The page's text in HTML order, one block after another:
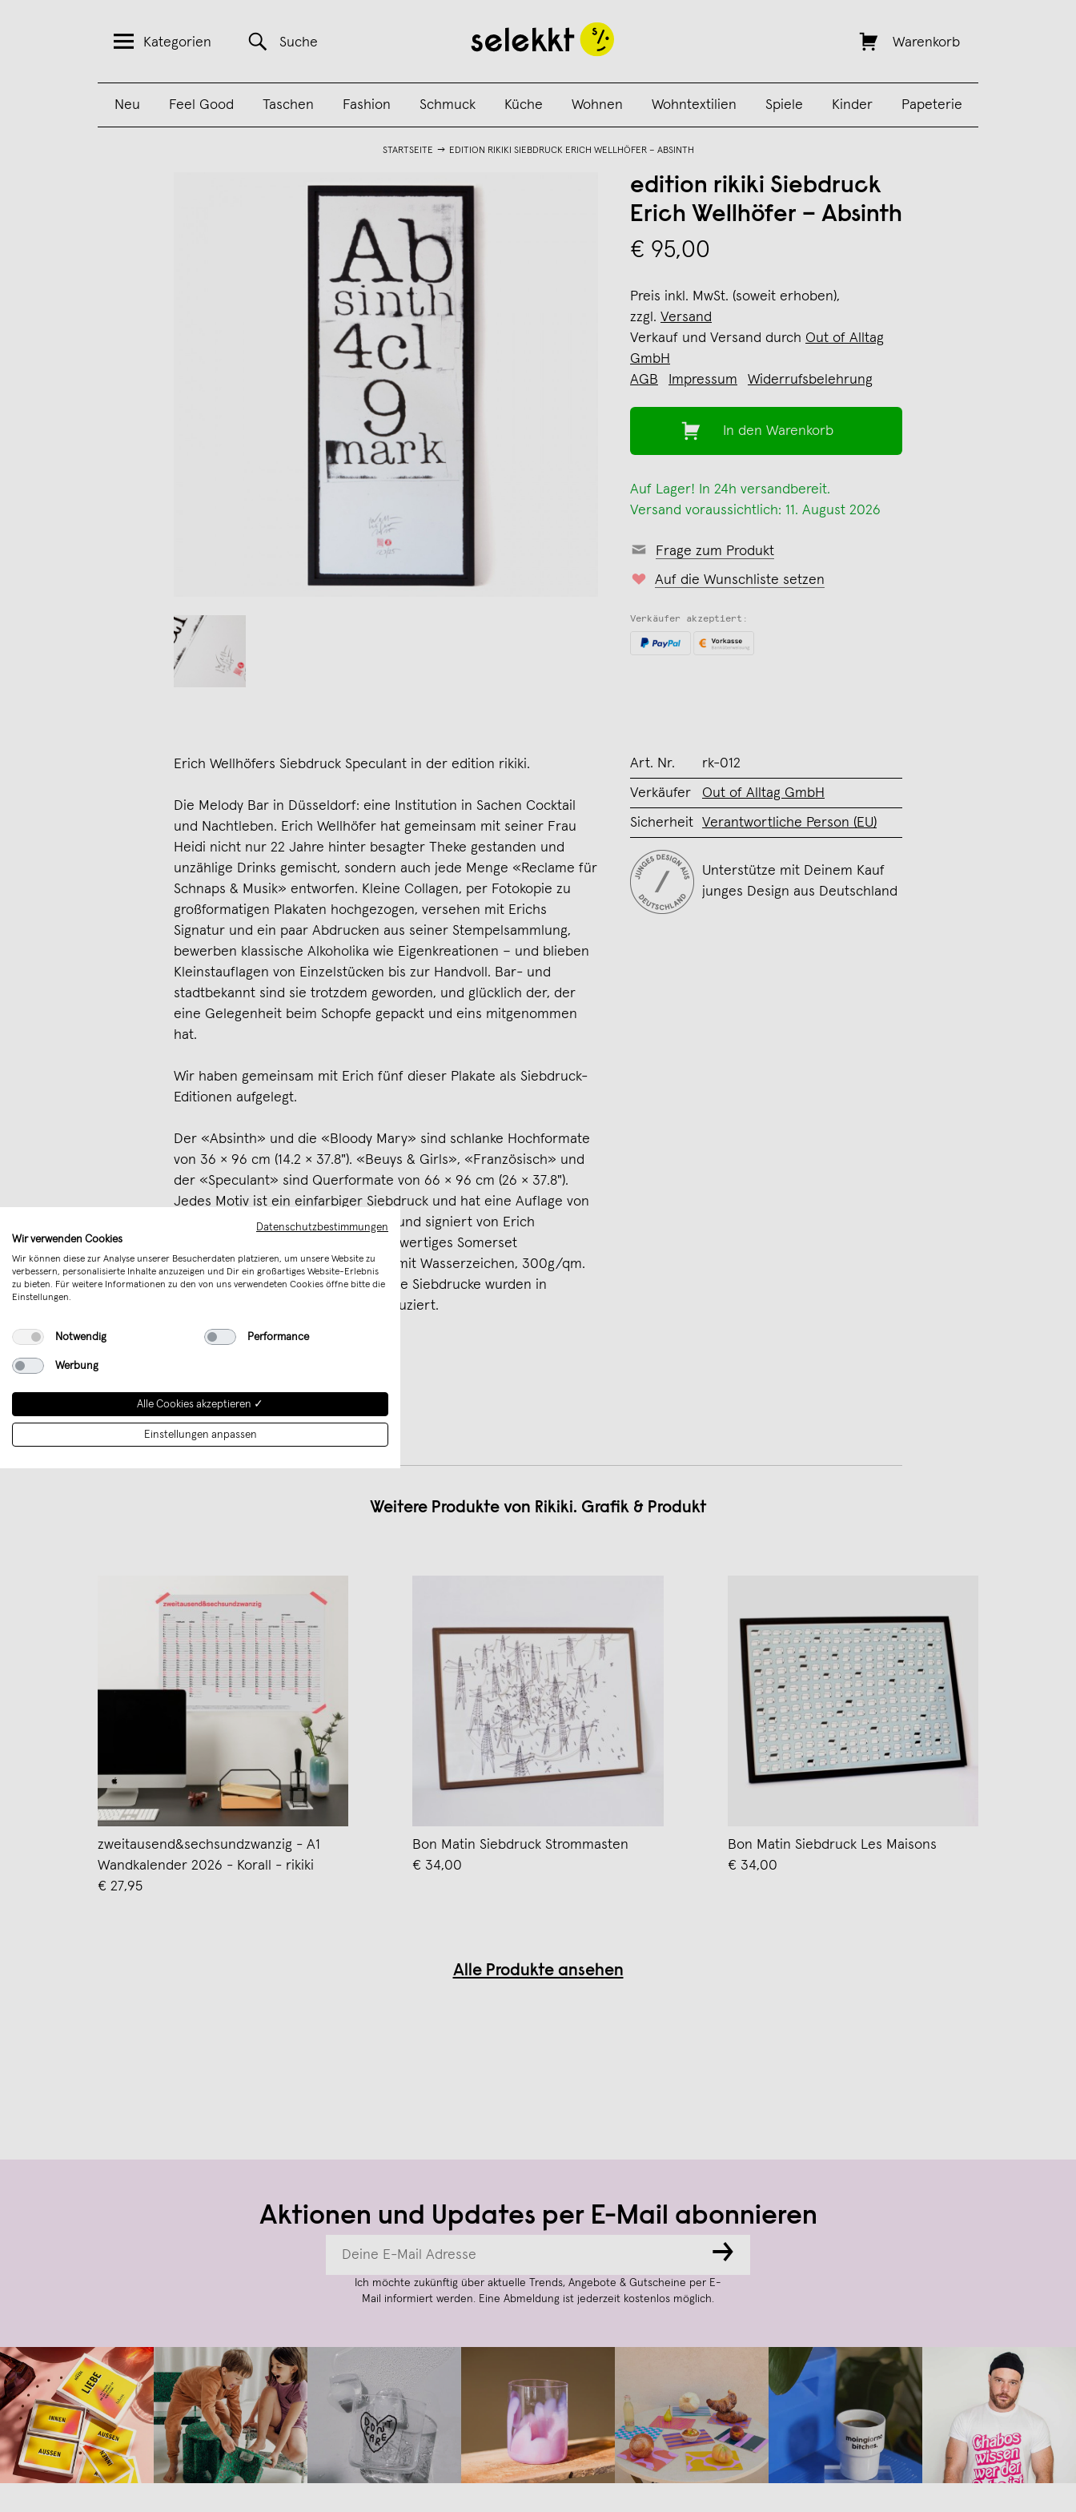
Kategorien Suche Warenkorb
Neu Feel Good Taschen Fashion Schmuck Küche Wohnen Wohntextilien Spiele Kinder Papeterie
STARTSEITE EDITION RIKIKI SIEBDRUCK ERICH WELLHÖFER – ABSINTH
edition rikiki Siebdruck
Erich Wellhöfer – Absinth
€ 95,00
Preis inkl. MwSt. (soweit erhoben),
zzgl. Versand
Verkauf und Versand durch Out of Alltag
GmbH
AGB
Impressum Widerrufsbelehrung
In den Warenkorb
Auf Lager! In 24h versandbereit.
Versand voraussichtlich: 11. August 2026
Frage zum Produkt
Auf die Wunschliste setzen
Verkäufer akzeptiert:
Erich Wellhöfers Siebdruck Speculant in der edition rikiki.
Die Melody Bar in Düsseldorf: eine Institution in Sachen Cocktail
und Nachtleben. Erich Wellhöfer hat gemeinsam mit seiner Frau
Heidi nicht nur 22 Jahre hinter besagter Theke gestanden und
unzählige Drinks gemischt, sondern auch jede Menge «Reclame für
Schnaps & Musik» entworfen. Kleine Collagen, per Fotokopie zu
großformatigen Plakaten hochgezogen, versehen mit Erichs
Signatur und ein paar Abdrucken aus seiner Stempelsammlung,
bewerben klassische Alkoholika wie Eigenkreationen – und blieben
Kleinstauflagen von Einzelstücken bis zur Handvoll. Bar- und
stadtbekannt sind sie trotzdem geworden, und glücklich der, der
eine Gelegenheit beim Schopfe gepackt und eins mitgenommen
hat.
Wir haben gemeinsam mit Erich fünf dieser Plakate als Siebdruck-
Editionen aufgelegt.
Der «Absinth» und die «Bloody Mary» sind schlanke Hochformate
von 36 × 96 cm (14.2 × 37.8"). «Beuys & Girls», «Französisch» und
der «Speculant» sind Querformate von 66 × 96 cm (26 × 37.8").
Jedes Motiv ist ein einfarbiger Siebdruck und hat eine Auflage von
25 Bögen, nummeriert, gestempelt und signiert von Erich
Wellhöfer. Gedruckt wurde auf hochwertiges Somerset
Büttenpapier aus 100% Baumwolle mit Wasserzeichen, 300g/qm.
Die Bögen haben vier Risskanten. Die Siebdrucke wurden in
unserem playground printshop produziert.
Merken
Art. Nr. rk-012
Verkäufer Out of Alltag GmbH
Sicherheit Verantwortliche Person (EU)
Unterstütze mit Deinem Kauf
junges Design aus Deutschland
Weitere Produkte von Rikiki. Grafik & Produkt
zweitausend&sechsundzwanzig - A1
Wandkalender 2026 - Korall - rikiki
€ 27,95
Bon Matin Siebdruck Strommasten
€ 34,00
Bon Matin Siebdruck Les Maisons
€ 34,00
Alle Produkte ansehen
Aktionen und Updates per E-Mail abonnieren
→
Ich möchte zukünftig über aktuelle Trends, Angebote & Gutscheine per E-
Mail informiert werden. Eine Abmeldung ist jederzeit kostenlos möglich.
Datenschutzbestimmungen
Wir verwenden Cookies
Wir können diese zur Analyse unserer Besucherdaten platzieren, um unsere Website zu
verbessern, personalisierte Inhalte anzuzeigen und Dir ein großartiges Website-Erlebnis
zu bieten. Für weitere Informationen zu den von uns verwendeten Cookies öffne bitte die
Einstellungen.
Notwendig Performance
Werbung
Alle Cookies akzeptieren ✓
Einstellungen anpassen